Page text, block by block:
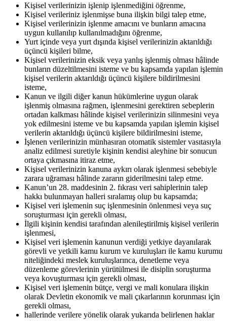
Kişisel verilerinizin işlenip işlenmediğini öğrenme,
Kişisel verileriniz işlenmişse buna ilişkin bilgi talep etme,
Kişisel verilerinizin işlenme amacını ve bunların amacına
uygun kullanılıp kullanılmadığını öğrenme,
Yurt içinde veya yurt dışında kişisel verilerinizin aktarıldığı
üçüncü kişileri bilme,
Kişisel verilerinizin eksik veya yanlış işlenmiş olması hâlinde
bunların düzeltilmesini isteme ve bu kapsamda yapılan işlemin
kişisel verilerin aktarıldığı üçüncü kişilere bildirilmesini
isteme,
Kanun ve ilgili diğer kanun hükümlerine uygun olarak
işlenmiş olmasına rağmen, işlenmesini gerektiren sebeplerin
ortadan kalkması hâlinde kişisel verilerinizin silinmesini veya
yok edilmesini isteme ve bu kapsamda yapılan işlemin kişisel
verilerin aktarıldığı üçüncü kişilere bildirilmesini isteme,
İşlenen verilerinizin münhasıran otomatik sistemler vasıtasıyla
analiz edilmesi suretiyle kişinin kendisi aleyhine bir sonucun
ortaya çıkmasına itiraz etme,
Kişisel verilerinizin kanuna aykırı olarak işlenmesi sebebiyle
zarara uğraması hâlinde zararın giderilmesini talep etme.
Kanun’un 28. maddesinin 2. fıkrası veri sahiplerinin talep
hakkı bulunmayan halleri sıralamış olup bu kapsamda;
Kişisel veri işlemenin suç işlenmesinin önlenmesi veya suç
soruşturması için gerekli olması,
İlgili kişinin kendisi tarafından alenileştirilmiş kişisel verilerin
işlenmesi,
Kişisel veri işlemenin kanunun verdiği yetkiye dayanılarak
görevli ve yetkili kamu kurum ve kuruluşları ile kamu kurumu
niteliğindeki meslek kuruluşlarınca, denetleme veya
düzenleme görevlerinin yürütülmesi ile disiplin soruşturma
veya kovuşturması için gerekli olması,
Kişisel veri işlemenin bütçe, vergi ve mali konulara ilişkin
olarak Devletin ekonomik ve mali çıkarlarının korunması için
gerekli olması,
hallerinde verilere yönelik olarak yukarıda belirlenen haklar